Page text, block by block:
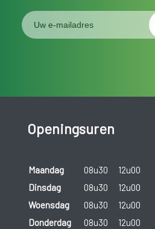
Openingsuren
Maandag 08u30 12u00
Dinsdag
08u30 12u00
Woensdag
08u30 12u00
Donderdag
08u30 12u00